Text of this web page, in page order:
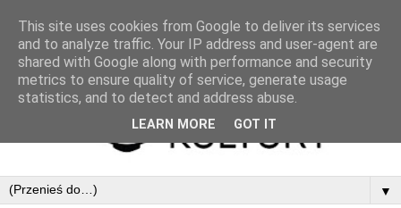
▼
This site uses cookies from Google to deliver its services
and to analyze traffic. Your IP address and user-agent are
shared with Google along with performance and security
metrics to ensure quality of service, generate usage
statistics, and to detect and address abuse.
LEARN MORE GOT IT